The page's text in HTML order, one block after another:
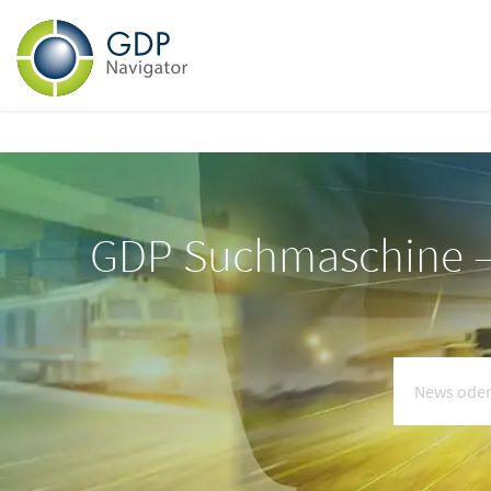
GDP Suchmaschine